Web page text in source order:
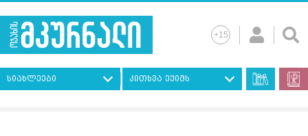
სიახლეები კითხვა ექიმს